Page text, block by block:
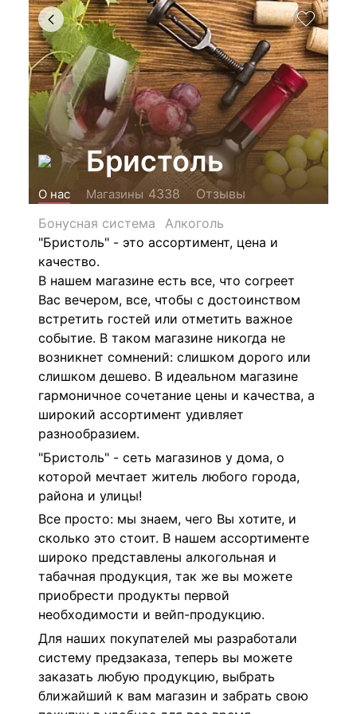
Бристоль
О нас Магазины 4338
Отзывы
Бонусная система
Алкоголь
"Бристоль" - это ассортимент, цена и
качество.
В нашем магазине есть все, что согреет
Вас вечером, все, чтобы с достоинством
встретить гостей или отметить важное
событие. В таком магазине никогда не
возникнет сомнений: слишком дорого или
слишком дешево. В идеальном магазине
гармоничное сочетание цены и качества, а
широкий ассортимент удивляет
разнообразием.
"Бристоль" - сеть магазинов у дома, о
которой мечтает житель любого города,
района и улицы!
Все просто: мы знаем, чего Вы хотите, и
сколько это стоит. В нашем ассортименте
широко представлены алкогольная и
табачная продукция, так же вы можете
приобрести продукты первой
необходимости и вейп-продукцию.
Для наших покупателей мы разработали
систему предзаказа, теперь вы можете
заказать любую продукцию, выбрать
ближайший к вам магазин и забрать свою